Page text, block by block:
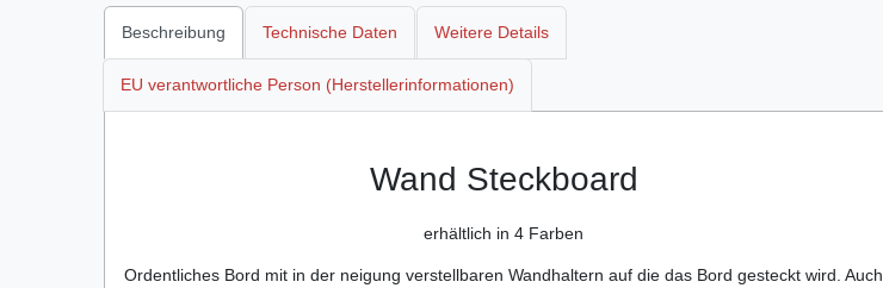
Beschreibung Technische Daten Weitere Details
EU verantwortliche Person (Herstellerinformationen)
Wand Steckboard
erhältlich in 4 Farben
Ordentliches Bord mit in der neigung verstellbaren Wandhaltern auf die das Bord gesteckt wird. Auch